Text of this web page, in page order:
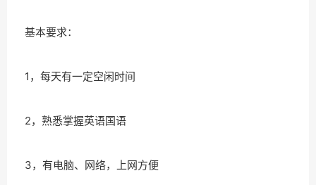
基本要求：
1，每天有一定空闲时间
2，熟悉掌握英语国语
3，有电脑、网络，上网方便